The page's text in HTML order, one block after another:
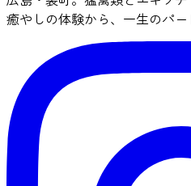
癒やしの体験から、一生のパー